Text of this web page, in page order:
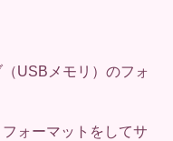
USBメモリ）のフォ
ォーマットをしてサ